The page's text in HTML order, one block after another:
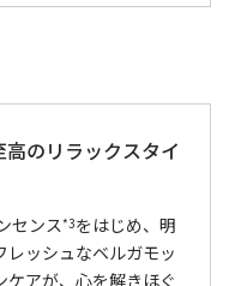
のリラックスタイ
センス*3をはじめ、明
レッシュなベルガモッ
アが、心を解きほぐ